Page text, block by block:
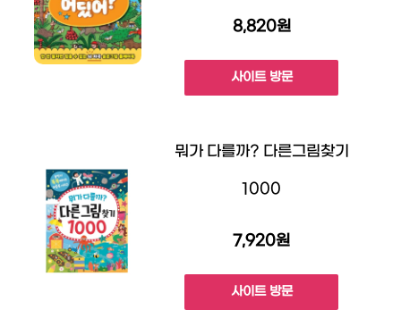
8,820원
사이트 방문
뭐가 다를까? 다른그림찾기
1000
7,920원
사이트 방문